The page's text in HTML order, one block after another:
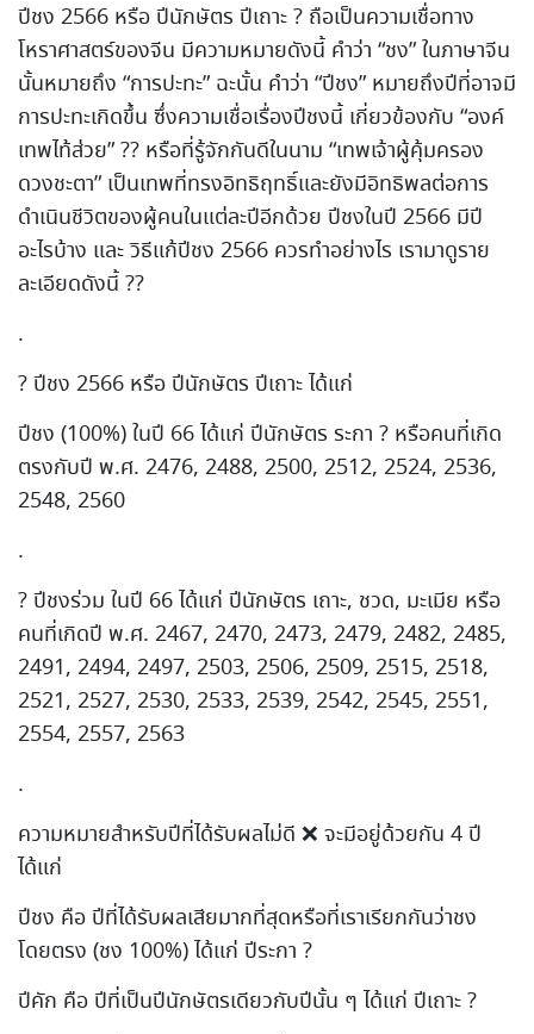
ปีชง 2566 หรือ ปีนักษัตร ปีเถาะ ? ถือเป็นความเชื่อทาง
โหราศาสตร์ของจีน มีความหมายดังนี้ คำว่า “ชง” ในภาษาจีน
นั้นหมายถึง “การปะทะ” ฉะนั้น คำว่า “ปีชง” หมายถึงปีที่อาจมี
การปะทะเกิดขึ้น ซึ่งความเชื่อเรื่องปีชงนี้ เกี่ยวข้องกับ “องค์
เทพไท้ส่วย” ?? หรือที่รู้จักกันดีในนาม “เทพเจ้าผู้คุ้มครอง
ดวงชะตา” เป็นเทพที่ทรงอิทธิฤทธิ์และยังมีอิทธิพลต่อการ
ดำเนินชีวิตของผู้คนในแต่ละปีอีกด้วย ปีชงในปี 2566 มีปี
อะไรบ้าง และ วิธีแก้ปีชง 2566 ควรทำอย่างไร เรามาดูราย
ละเอียดดังนี้ ??
.
? ปีชง 2566 หรือ ปีนักษัตร ปีเถาะ ได้แก่
ปีชง (100%) ในปี 66 ได้แก่ ปีนักษัตร ระกา ? หรือคนที่เกิด
ตรงกับปี พ.ศ. 2476, 2488, 2500, 2512, 2524, 2536,
2548, 2560
.
? ปีชงร่วม ในปี 66 ได้แก่ ปีนักษัตร เถาะ, ชวด, มะเมีย หรือ
คนที่เกิดปี พ.ศ. 2467, 2470, 2473, 2479, 2482, 2485,
2491, 2494, 2497, 2503, 2506, 2509, 2515, 2518,
2521, 2527, 2530, 2533, 2539, 2542, 2545, 2551,
2554, 2557, 2563
.
ความหมายสำหรับปีที่ได้รับผลไม่ดี ❌ จะมีอยู่ด้วยกัน 4 ปี
ได้แก่
ปีชง คือ ปีที่ได้รับผลเสียมากที่สุดหรือที่เราเรียกกันว่าชง
โดยตรง (ชง 100%) ได้แก่ ปีระกา ?
ปีคัก คือ ปีที่เป็นปีนักษัตรเดียวกับปีนั้น ๆ ได้แก่ ปีเถาะ ?